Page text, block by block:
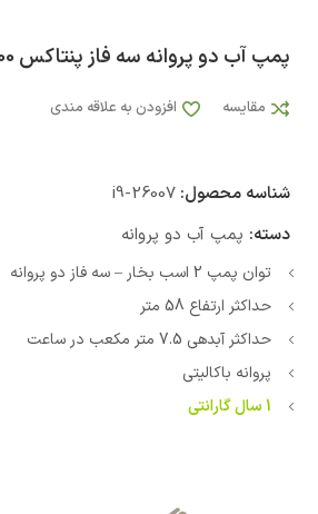
پمپ آب دو پروانه سه فاز پنتاکس CBT210/00
مقایسه افزودن به علاقه مندی
شناسه محصول: i9-26007
دسته: پمپ آب دو پروانه
توان پمپ 2 اسب بخار – سه فاز دو پروانه
حداکثر ارتفاع 58 متر
حداکثر آبدهی 7.5 متر مکعب در ساعت
پروانه باکالیتی
1 سال گارانتی